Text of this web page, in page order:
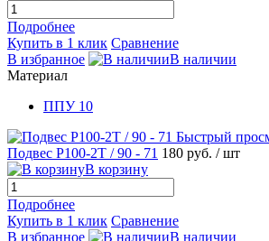
Подробнее
Купить в 1 клик Сравнение
В избранное
В наличии
Материал
ППУ 10
Быстрый
Подвес Р100-2T / 90 - 71 180 руб. / шт
В корзину
Подробнее
Купить в 1 клик Сравнение
В избранное
В наличии